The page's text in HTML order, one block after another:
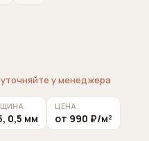
уточняйте у менеджера
0,5 мм
ЦЕНА
от 990 ₽/м²